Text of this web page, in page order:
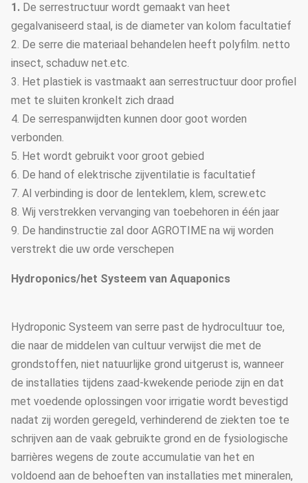
1. De serrestructuur wordt gemaakt van heet
gegalvaniseerd staal, is de diameter van kolom facultatief
2. De serre die materiaal behandelen heeft polyfilm. netto
insect, schaduw net.etc.
3. Het plastiek is vastmaakt aan serrestructuur door profiel
met te sluiten kronkelt zich draad
4. De serrespanwijdten kunnen door goot worden
verbonden.
5. Het wordt gebruikt voor groot gebied
6. De hand of elektrische zijventilatie is facultatief
7. Al verbinding is door de lenteklem, klem, screw.etc
8. Wij verstrekken vervanging van toebehoren in één jaar
9. De handinstructie zal door AGROTIME na wij worden
verstrekt die uw orde verschepen
Hydroponics/het Systeem van Aquaponics
Hydroponic Systeem van serre past de hydrocultuur toe,
die naar de middelen van cultuur verwijst die met de
grondstoffen, niet natuurlijke grond uitgerust is, wanneer
de installaties tijdens zaad-kwekende periode zijn en dat
met voedende oplossingen voor irrigatie wordt bevestigd
nadat zij worden geregeld, verhinderend de ziekten toe te
schrijven aan de vaak gebruikte grond en de fysiologische
barrières wegens de zoute accumulatie van het en
voldoend aan de behoeften van installaties met mineralen,